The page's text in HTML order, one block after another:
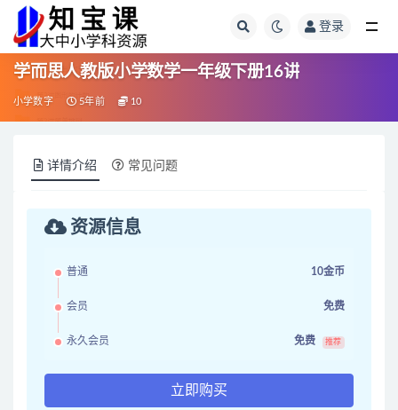
登录
学而思人教版小学数学一年级下册16讲
小学数字 5年前 10
详情介绍 常见问题
资源信息
普通 10金币
会员 免费
永久会员 免费 推荐
立即购买
全部